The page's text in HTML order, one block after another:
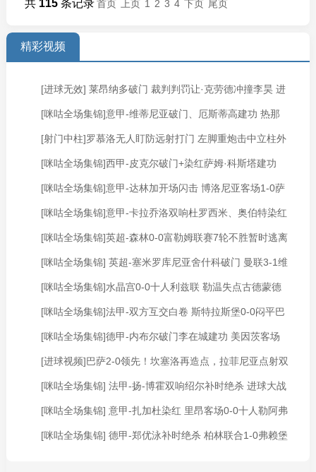
共 115条记录 首页 上页 1 2 3 4 下页 尾页
精彩视频
[进球无效] 莱昂纳多破门 裁判判罚让·克劳德冲撞李昊 进
球无效
[咪咕全场集锦]意甲-维蒂尼亚破门、厄斯蒂高建功 热那
亚客场2-0维罗纳
[射门中柱]罗慕洛无人盯防远射打门 左脚重炮击中立柱外
侧
[咪咕全场集锦]西甲-皮克尔破门+染红萨姆·科斯塔建功
马略卡2-1逆转西班牙人
[咪咕全场集锦]意甲-达林加开场闪击 博洛尼亚客场1-0萨
索洛
[咪咕全场集锦]意甲-卡拉乔洛双响杜罗西米、奥伯特染红
十人比萨3-1十人卡利亚里
[咪咕全场集锦]英超-森林0-0富勒姆联赛7轮不胜暂时逃离
降级区 恩多耶进球被吹
[咪咕全场集锦] 英超-塞米罗库尼亚舍什科破门 曼联3-1维
拉稳居第三
[咪咕全场集锦]水晶宫0-0十人利兹联 勒温失点古德蒙德
森染红莱尔马进球被吹
[咪咕全场集锦]法甲-双方互交白卷 斯特拉斯堡0-0闷平巴
黎FC
[咪咕全场集锦]德甲-内布尔破门李在城建功 美因茨客场
2-0不莱梅
[进球视频]巴萨2-0领先！坎塞洛再造点，拉菲尼亚点射双
响
[咪咕全场集锦] 法甲-扬-博霍双响绍尔补时绝杀 进球大战
图卢兹4-3梅斯
[咪咕全场集锦] 意甲-扎加杜染红 里昂客场0-0十人勒阿弗
尔
[咪咕全场集锦] 德甲-郑优泳补时绝杀 柏林联合1-0弗赖堡